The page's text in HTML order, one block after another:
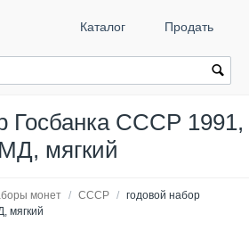
Каталог Продать
Госбанка СССР 1991,
мягкий
монет / СССР / годовой набор
мягкий